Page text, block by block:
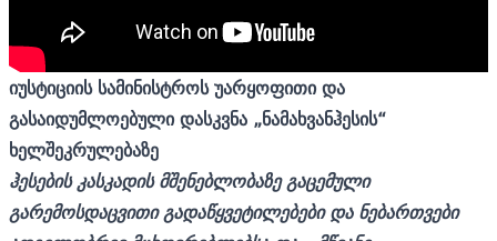
იუსტიციის სამინისტროს უარყოფითი და
გასაიდუმლოებული დასკვნა „ნამახვანჰესის“
ხელშეკრულებაზე
ჰესების კასკადის მშენებლობაზე გაცემული
გარემოსდაცვითი გადაწყვეტილებები და ნებართვები